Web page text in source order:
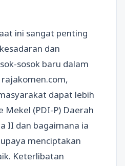
ini sangat penting
dan
sosok baru dalam
dapat lebih
Mekel (PDI-P) Daerah
II dan bagaimana ia
menciptakan
Keterlibatan